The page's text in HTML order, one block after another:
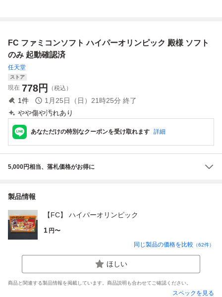
FC ファミコンソフト ハイパーオリンピック 殿様 ソフト
のみ 起動確認済
任天堂
ストア
現在 778円 （税込）
1件 1月25日（日）21時25分 終了
やや傷や汚れあり
あなただけの特別なクーポンを受け取れます 詳細
5,000円相当、落札価格がお得に
製品情報
【FC】 ハイパーオリンピック
1 円〜
同じ製品の価格を比較 （62件）
ほしい
商品と関連する製品情報を掲載しています。商品説明も合わせてご確認ください。
スペックを見る